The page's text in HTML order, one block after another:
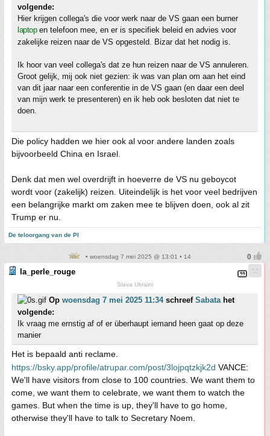
volgende:
Hier krijgen collega's die voor werk naar de VS gaan een burner
laptopen telefoon mee, en er is specifiek beleid en advies voor
zakelijke reizen naar de VS opgesteld. Bizar dat het nodig is.
Ik hoor van veel collega's dat ze hun reizen naar de VS annuleren.
Groot gelijk, mij ook niet gezien: ik was van plan om aan het eind
van dit jaar naar een conferentie in de VS gaan (en daar een deel
van mijn werk te presenteren) en ik heb ook besloten dat niet te
doen.
Die policy hadden we hier ook al voor andere landen zoals
bijvoorbeeld China en Israel.
Denk dat men wel overdrijft in hoeverre de VS nu geboycot
wordt voor (zakelijk) reizen. Uiteindelijk is het voor veel bedrijven
een belangrijke markt om zaken mee te blijven doen, ook al zit
Trump er nu.
De teloorgang van de PI
• woensdag 7 mei 2025 @ 13:01 • 14
la_perle_rouge
Slava Ukraini
Op woensdag 7 mei 2025 11:34schreef Sabata het
volgende:
Ik vraag me ernstig af of er überhaupt iemand heen gaat op deze
manier
Het is bepaald anti reclame.
https://bsky.app/profile/atrupar.com/post/3lojpqtzkjk2d VANCE:
We'll have visitors from close to 100 countries. We want them to
come, we want them to celebrate, we want them to watch the
games. But when the time is up, they'll have to go home,
otherwise they'll have to talk to Secretary Noem.